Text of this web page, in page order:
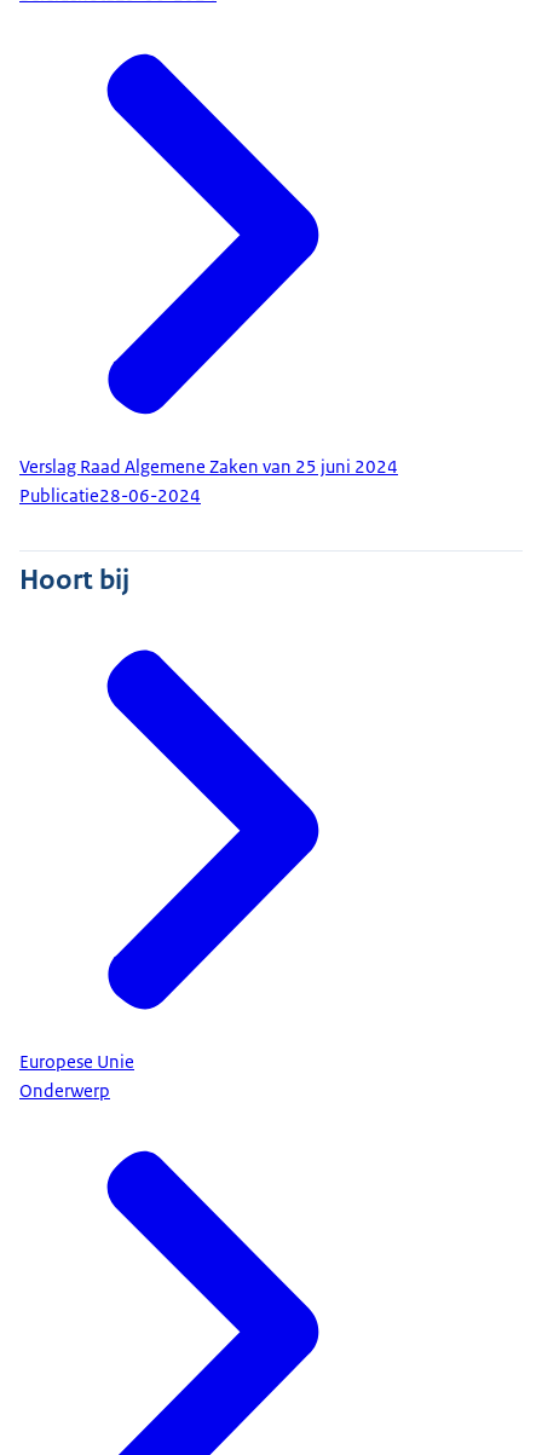
Verslag Raad Algemene Zaken van 25 juni 2024
Publicatie28-06-2024
Hoort bij
Europese Unie
Onderwerp